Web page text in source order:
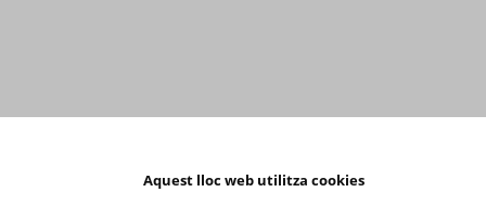
Aquest lloc web utilitza cookies